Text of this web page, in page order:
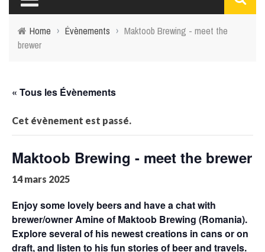
Home › Évènements › Maktoob Brewing - meet the
brewer
« Tous les Évènements
Cet évènement est passé.
Maktoob Brewing - meet the brewer
14 mars 2025
Enjoy some lovely beers and have a chat with
brewer/owner Amine of Maktoob Brewing (Romania).
Explore several of his newest creations in cans or on
draft, and listen to his fun stories of beer and travels.